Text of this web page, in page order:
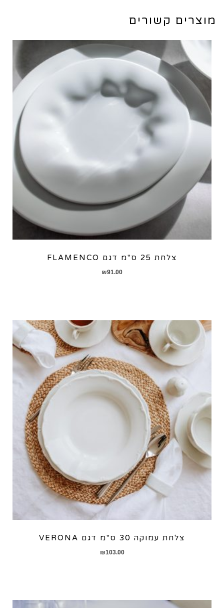
ס"מ
VERONA
מוצרים קשורים
צלחת 25 ס"מ דגם FLAMENCO
₪91.00
צלחת עמוקה 30 ס"מ דגם VERONA
₪103.00